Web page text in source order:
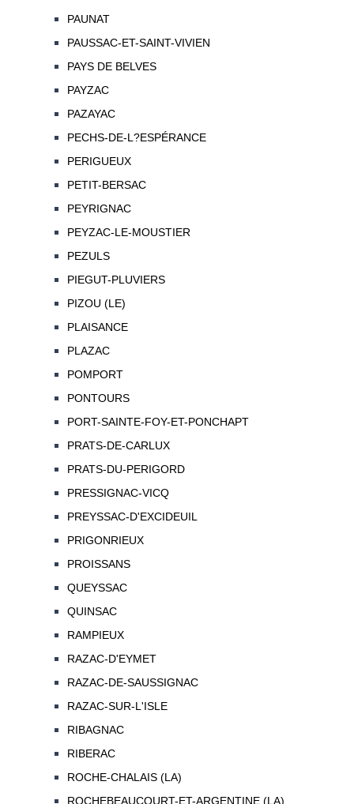
PAUNAT
PAUSSAC-ET-SAINT-VIVIEN
PAYS DE BELVES
PAYZAC
PAZAYAC
PECHS-DE-L?ESPÉRANCE
PERIGUEUX
PETIT-BERSAC
PEYRIGNAC
PEYZAC-LE-MOUSTIER
PEZULS
PIEGUT-PLUVIERS
PIZOU (LE)
PLAISANCE
PLAZAC
POMPORT
PONTOURS
PORT-SAINTE-FOY-ET-PONCHAPT
PRATS-DE-CARLUX
PRATS-DU-PERIGORD
PRESSIGNAC-VICQ
PREYSSAC-D'EXCIDEUIL
PRIGONRIEUX
PROISSANS
QUEYSSAC
QUINSAC
RAMPIEUX
RAZAC-D'EYMET
RAZAC-DE-SAUSSIGNAC
RAZAC-SUR-L'ISLE
RIBAGNAC
RIBERAC
ROCHE-CHALAIS (LA)
ROCHEBEAUCOURT-ET-ARGENTINE (LA)